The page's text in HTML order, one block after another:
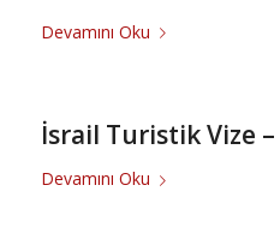
Devamını Oku
İsrail Turistik Vize –
Devamını Oku